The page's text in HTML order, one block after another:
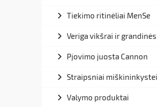
Tiekimo ritinėliai MenSe
Veriga vikšrai ir grandinės
Pjovimo juosta Cannon
Straipsniai miškininkystei
Valymo produktai